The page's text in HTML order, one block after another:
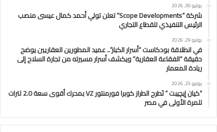
يوليو 30, 2026
شركة “Scope Developments” تعلن تولي أحمد كمال عيسى منصب
الرئيس التنفيذي للقطاع التجاري
يوليو 29, 2026
في انطلاقة بودكاست “أسرار الكبار”.. عميد المطورين العقاريين يوضح
حقيقة “الفقاعة العقارية” ويكشف أسرار مسيرته من تجارة السلاح إلى
ريادة المعمار
يوليو 25, 2026
“كيان إيچيبت ” تَطرح الطراز كوبرا فورمنتور VZ بمحرك أقوى سعة 2.0 لترات
للمرة الأولى في مصر